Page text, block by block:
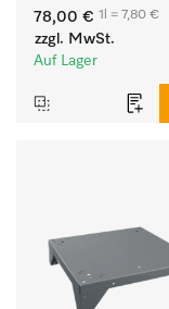
mildalkalisch, 10 l zur
Reinigung von
Buntwäsche und
78,00 € 1l = 7,80 €
zzgl. MwSt.
Auf Lager